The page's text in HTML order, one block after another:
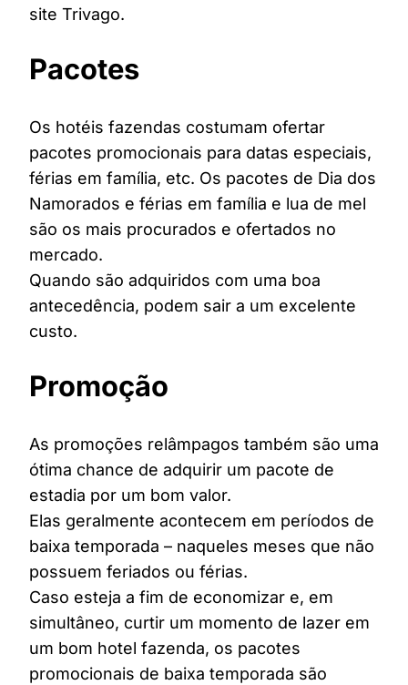
site Trivago.
Pacotes
Os hotéis fazendas costumam ofertar
pacotes promocionais para datas especiais,
férias em família, etc. Os pacotes de Dia dos
Namorados e férias em família e lua de mel
são os mais procurados e ofertados no
mercado.
Quando são adquiridos com uma boa
antecedência, podem sair a um excelente
custo.
Promoção
As promoções relâmpagos também são uma
ótima chance de adquirir um pacote de
estadia por um bom valor.
Elas geralmente acontecem em períodos de
baixa temporada – naqueles meses que não
possuem feriados ou férias.
Caso esteja a fim de economizar e, em
simultâneo, curtir um momento de lazer em
um bom hotel fazenda, os pacotes
promocionais de baixa temporada são